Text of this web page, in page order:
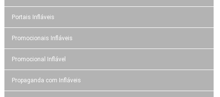
Portais Infláveis
Promocionais Infláveis
Promocional Inflável
Propaganda com Infláveis